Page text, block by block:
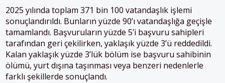
2025 yılında toplam 371 bin 100 vatandaşlık işlemi
sonuçlandırıldı. Bunların yüzde 90’ı vatandaşlığa geçişle
tamamlandı. Başvuruların yüzde 5’i başvuru sahipleri
tarafından geri çekilirken, yaklaşık yüzde 3’ü reddedildi.
Kalan yaklaşık yüzde 3’lük bölüm ise başvuru sahibinin
ölümü, yurt dışına taşınması veya benzeri nedenlerle
farklı şekillerde sonuçlandı.